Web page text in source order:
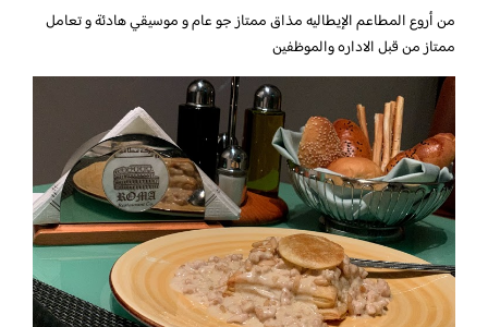
من أروع المطاعم الإيطاليه مذاق ممتاز جو عام و موسيقي هادئة و تعامل
ممتاز من قبل الاداره والموظفين